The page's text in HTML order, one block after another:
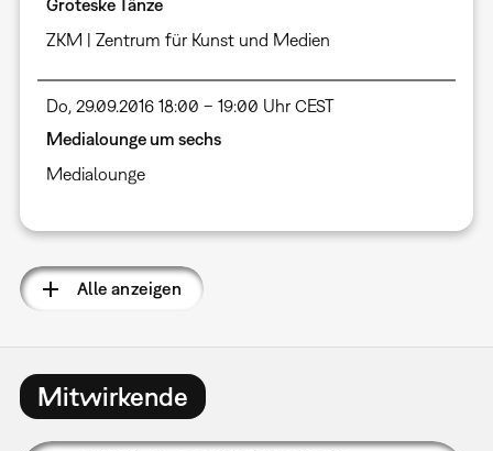
Groteske Tänze
ZKM | Zentrum für Kunst und Medien
Do, 29.09.2016 18:00 – 19:00 Uhr CEST
Medialounge um sechs
Medialounge
Alle anzeigen
Mitwirkende